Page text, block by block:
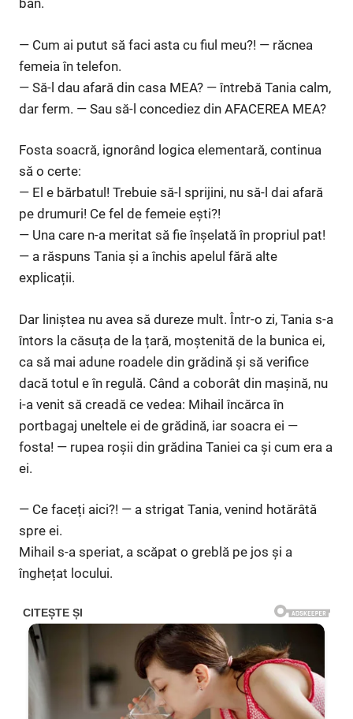
ban.
— Cum ai putut să faci asta cu fiul meu?! — răcnea
femeia în telefon.
— Să-l dau afară din casa MEA? — întrebă Tania calm,
dar ferm. — Sau să-l concediez din AFACEREA MEA?
Fosta soacră, ignorând logica elementară, continua
să o certe:
— El e bărbatul! Trebuie să-l sprijini, nu să-l dai afară
pe drumuri! Ce fel de femeie ești?!
— Una care n-a meritat să fie înșelată în propriul pat!
— a răspuns Tania și a închis apelul fără alte
explicații.
Dar liniștea nu avea să dureze mult. Într-o zi, Tania s-a
întors la căsuța de la țară, moștenită de la bunica ei,
ca să mai adune roadele din grădină și să verifice
dacă totul e în regulă. Când a coborât din mașină, nu
i-a venit să creadă ce vedea: Mihail încărca în
portbagaj uneltele ei de grădină, iar soacra ei —
fosta! — rupea roșii din grădina Taniei ca și cum era a
ei.
— Ce faceți aici?! — a strigat Tania, venind hotărâtă
spre ei.
Mihail s-a speriat, a scăpat o greblă pe jos și a
înghețat locului.